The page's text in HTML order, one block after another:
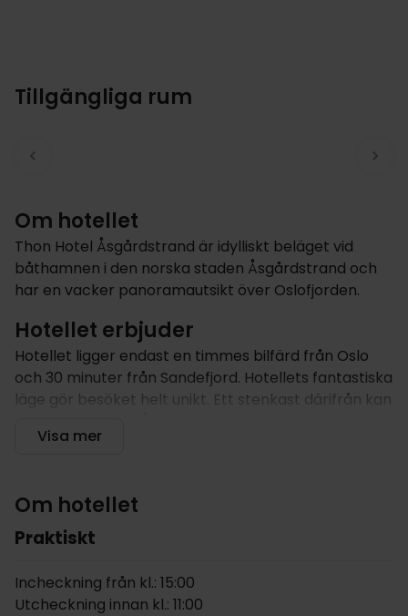
Tillgängliga rum
Om hotellet
Thon Hotel Åsgårdstrand är idylliskt beläget vid
båthamnen i den norska staden Åsgårdstrand och
har en vacker panoramautsikt över Oslofjorden.
Hotellet erbjuder
Hotellet ligger endast en timmes bilfärd från Oslo
och 30 minuter från Sandefjord. Hotellets fantastiska
läge gör besöket helt unikt. Ett stenkast därifrån kan
beundra de gamla charmiga vitmålade husen. Det
restaurang där ni hittar ett stort urval av allt från
yoghurt och müsli, ost och pålägg, till goda
Restaurang Seilet. Restaurangen ligger bredvid
hotellets bar, där ni kan uppleva en otroligt vacker
Visa mer
Om hotellet
Praktiskt
Incheckning från kl.: 15:00
Utcheckning innan kl.: 11:00